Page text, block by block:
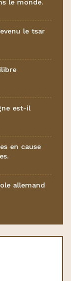
le monde.
le tsar
est-il
en cause
allemand